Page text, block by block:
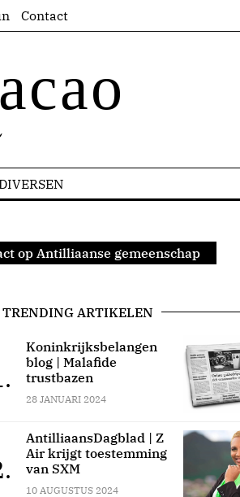
Contact
op Antilliaanse gemeenschap
TRENDING ARTIKELEN
Koninkrijksbelangen
blog | Malafide
trustbazen
28 JANUARI 2024
AntilliaansDagblad | Z
Air krijgt toestemming
van SXM
10 AUGUSTUS 2024